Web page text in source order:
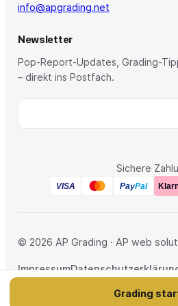
info@apgrading.net
Newsletter
Pop-Report-Updates, Grading-
– direkt ins Postfach.
Sichere
VISA PayPal
© 2026 AP Grading · AP web
Impressum
Allgemeine
Grading